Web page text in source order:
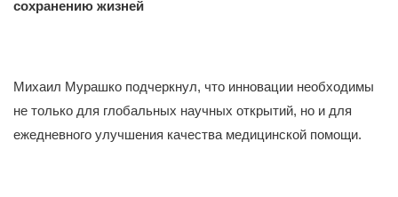
сохранению жизней
Михаил Мурашко подчеркнул, что инновации необходимы
не только для глобальных научных открытий, но и для
ежедневного улучшения качества медицинской помощи.